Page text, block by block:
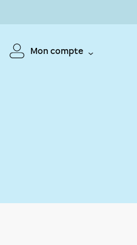
Mon compte